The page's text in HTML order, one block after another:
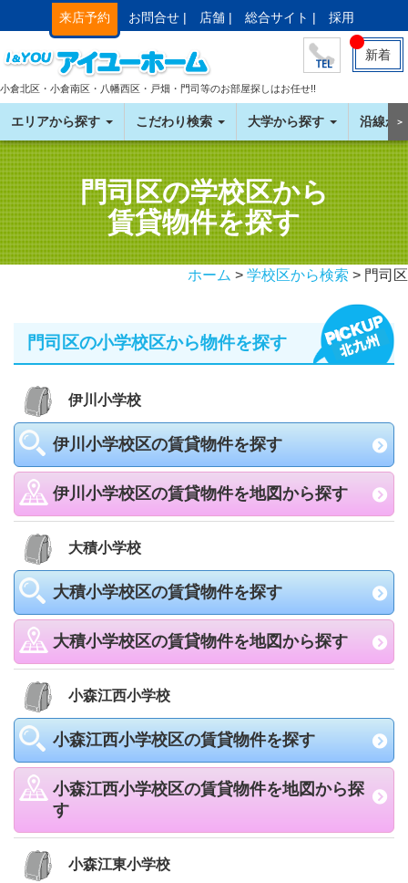
来店予約 お問合せ | 店舗 | 総合サイト | 採用
新着
小倉北区・小倉南区・八幡西区・戸畑・門司等のお部屋探しはお任せ!!
エリアから探す こだわり検索 大学から探す 沿線か＞
門司区の学校区から
賃貸物件を探す
ホーム > 学校区から検索 > 門司区
門司区の小学校区から物件を探す
伊川小学校
伊川小学校区の賃貸物件を探す
伊川小学校区の賃貸物件を地図から探す
大積小学校
大積小学校区の賃貸物件を探す
大積小学校区の賃貸物件を地図から探す
小森江西小学校
小森江西小学校区の賃貸物件を探す
小森江西小学校区の賃貸物件を地図から探
す
小森江東小学校